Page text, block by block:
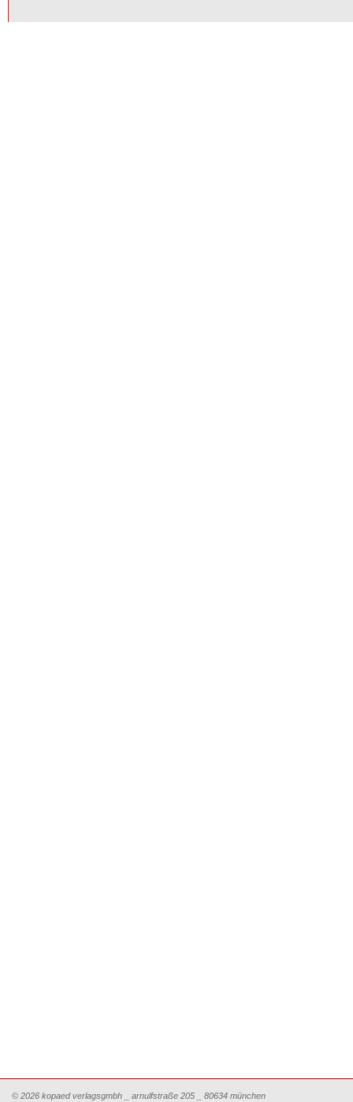
© 2026 kopaed verlagsgmbh _ arnulfstraße 205 _ 80634 münchen